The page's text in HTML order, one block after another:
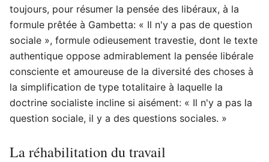
toujours, pour résumer la pensée des libéraux, à la
formule prêtée à Gambetta: « Il n'y a pas de question
sociale », formule odieusement travestie, dont le texte
authentique oppose admirablement la pensée libérale
consciente et amoureuse de la diversité des choses à
la simplification de type totalitaire à laquelle la
doctrine socialiste incline si aisément: « Il n'y a pas la
question sociale, il y a des questions sociales. »
La réhabilitation du travail